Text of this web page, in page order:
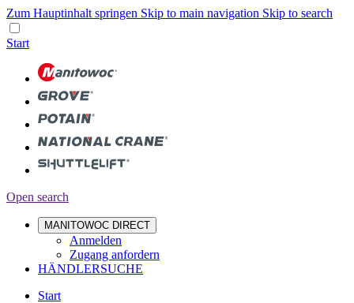
Zum Hauptinhalt springen Skip to main navigation Skip to search
Start
Open search
MANITOWOC DIRECT
Anmelden
Zugang anfordern
HÄNDLERSUCHE
Start